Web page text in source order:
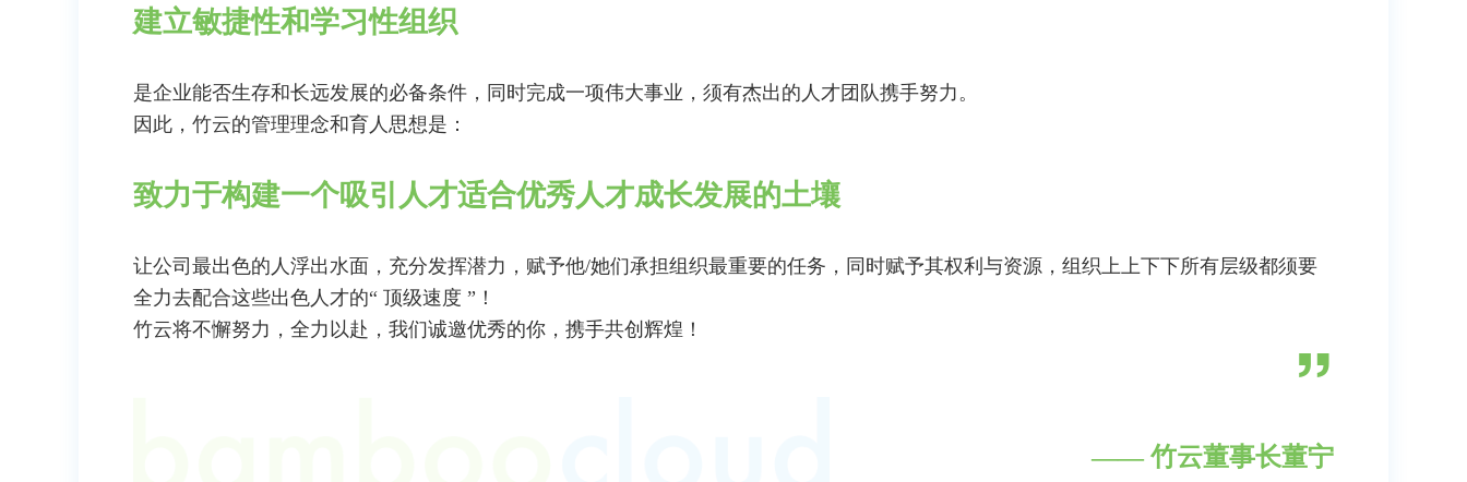
建立敏捷性和学习性组织
是企业能否生存和长远发展的必备条件，同时完成一项伟大事业，须有杰出的人才团队携手努力。
因此，竹云的管理理念和育人思想是：
致力于构建一个吸引人才适合优秀人才成长发展的土壤
让公司最出色的人浮出水面，充分发挥潜力，赋予他/她们承担组织最重要的任务，同时赋予其权利与资源，组织上上下下所有层级都须要
全力去配合这些出色人才的“ 顶级速度 ”！
竹云将不懈努力，全力以赴，我们诚邀优秀的你，携手共创辉煌！
”
—— 竹云董事长董宁